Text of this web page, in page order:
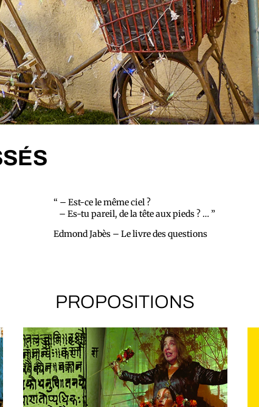
“ – Est-ce le même ciel ?
– Es-tu pareil, de la tête aux pieds ? … ”
Edmond Jabès – Le livre des questions
PROPOSITIONS